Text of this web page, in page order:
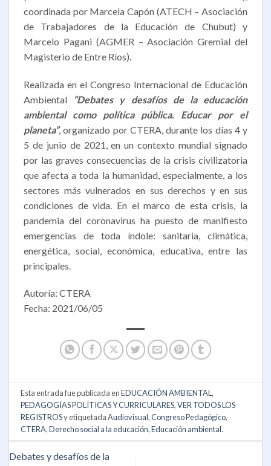
coordinada por Marcela Capón (ATECH – Asociación
de Trabajadores de la Educación de Chubut) y
Marcelo Pagani (AGMER – Asociación Gremial del
Magisterio de Entre Ríos).
Realizada en el Congreso Internacional de Educación
Ambiental
“Debates y desafíos de la educación
ambiental como política pública. Educar por el
planeta”, organizado por CTERA, durante los días 4 y
5 de junio de 2021, en un contexto mundial signado
por las graves consecuencias de la crisis civilizatoria
que afecta a toda la humanidad, especialmente, a los
sectores más vulnerados en sus derechos y en sus
condiciones de vida. En el marco de esta crisis, la
pandemia del coronavirus ha puesto de manifiesto
emergencias de toda índole: sanitaria, climática,
energética, social, económica, educativa, entre las
principales.
Autoría: CTERA
Fecha: 2021/06/05
Esta entrada fue publicada enEDUCACIÓN AMBIENTAL,
PEDAGOGÍAS POLÍTICAS Y CURRICULARES,VER TODOS LOS
REGISTROSy etiquetadaAudiovisual,Congreso Pedagógico,
CTERA,Derecho social a la educación,Educación ambiental.
Debates y desafíos de la